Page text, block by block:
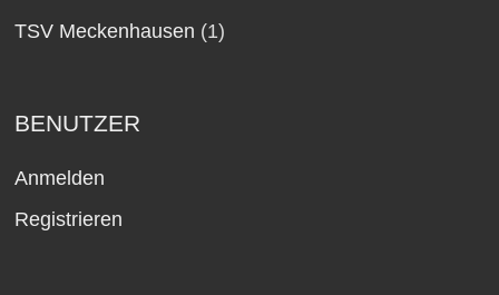
TSV Meckenhausen (1)
BENUTZER
Anmelden
Registrieren